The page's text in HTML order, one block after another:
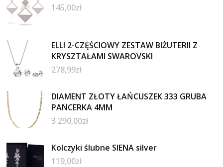
145,00zł
ELLI 2-CZĘŚCIOWY ZESTAW BIŻUTERII Z
KRYSZTAŁAMI SWAROVSKI
278,99zł
DIAMENT ZŁOTY ŁAŃCUSZEK 333 GRUBA
PANCERKA 4MM
3 290,00zł
Kolczyki ślubne SIENA silver
119,00zł